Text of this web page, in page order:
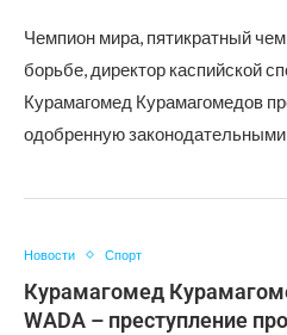
Чемпион мира, пятикратный
борьбе, директор каспийской
Курамагомед Курамагомедов
одобренную
Новости Спорт
Курамагомед
WADA – преступление